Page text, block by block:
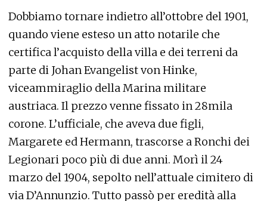
Dobbiamo tornare indietro all’ottobre del 1901,
quando viene esteso un atto notarile che
certifica l’acquisto della villa e dei terreni da
parte di Johan Evangelist von Hinke,
viceammiraglio della Marina militare
austriaca. Il prezzo venne fissato in 28mila
corone. L’ufficiale, che aveva due figli,
Margarete ed Hermann, trascorse a Ronchi dei
Legionari poco più di due anni. Morì il 24
marzo del 1904, sepolto nell’attuale cimitero di
via D’Annunzio. Tutto passò per eredità alla